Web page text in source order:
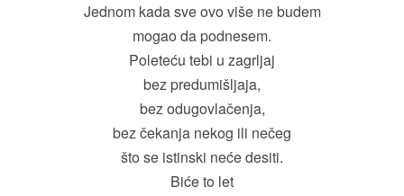
Jednom kada sve ovo više ne budem
mogao da podnesem.
Poleteću tebi u zagrljaj
bez predumišljaja,
bez odugovlačenja,
bez čekanja nekog ili nečeg
što se istinski neće desiti.
Biće to let